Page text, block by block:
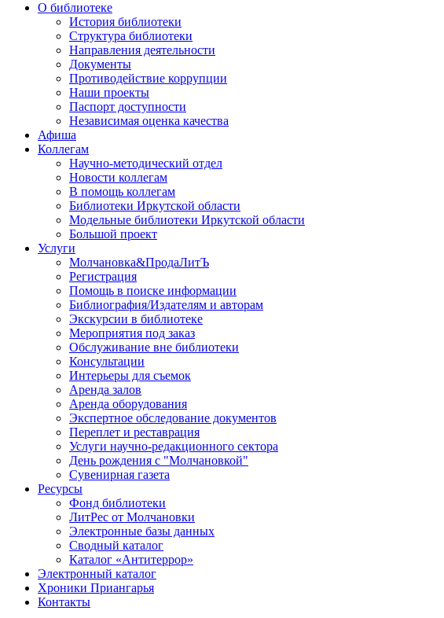
О библиотеке
История библиотеки
Структура библиотеки
Направления деятельности
Документы
Противодействие коррупции
Наши проекты
Паспорт доступности
Независимая оценка качества
Афиша
Коллегам
Научно-методический отдел
Новости коллегам
В помощь коллегам
Библиотеки Иркутской области
Модельные библиотеки Иркутской области
Большой проект
Услуги
Молчановка&ПродаЛитЪ
Регистрация
Помощь в поиске информации
Библиография/Издателям и авторам
Экскурсии в библиотеке
Мероприятия под заказ
Обслуживание вне библиотеки
Консультации
Интерьеры для съемок
Аренда залов
Аренда оборудования
Экспертное обследование документов
Переплет и реставрация
Услуги научно-редакционного сектора
День рождения с "Молчановкой"
Сувенирная газета
Ресурсы
Фонд библиотеки
ЛитРес от Молчановки
Электронные базы данных
Сводный каталог
Каталог «Антитеррор»
Электронный каталог
Хроники Приангарья
Контакты